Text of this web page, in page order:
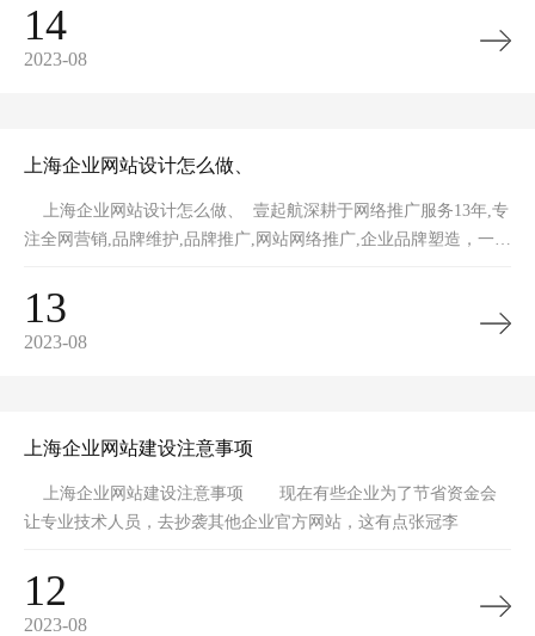
14
2023-08
上海企业网站设计怎么做、
上海企业网站设计怎么做、 壹起航深耕于网络推广服务13年,专
注全网营销,品牌维护,品牌推广,网站网络推广,企业品牌塑造，一手
13
2023-08
上海企业网站建设注意事项
上海企业网站建设注意事项 现在有些企业为了节省资金会
让专业技术人员，去抄袭其他企业官方网站，这有点张冠李
12
2023-08